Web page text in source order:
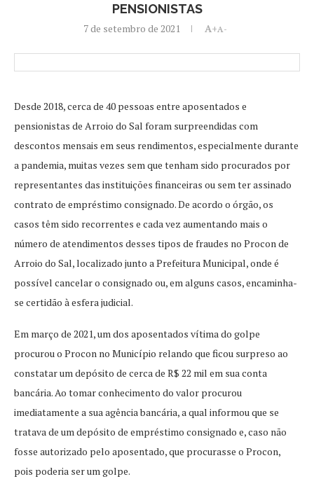
PENSIONISTAS
7 de setembro de 2021 A+A-
Desde 2018, cerca de 40 pessoas entre aposentados e
pensionistas de Arroio do Sal foram surpreendidas com
descontos mensais em seus rendimentos, especialmente durante
a pandemia, muitas vezes sem que tenham sido procurados por
representantes das instituições financeiras ou sem ter assinado
contrato de empréstimo consignado. De acordo o órgão, os
casos têm sido recorrentes e cada vez aumentando mais o
número de atendimentos desses tipos de fraudes no Procon de
Arroio do Sal, localizado junto a Prefeitura Municipal, onde é
possível cancelar o consignado ou, em alguns casos, encaminha-
se certidão à esfera judicial.
Em março de 2021, um dos aposentados vítima do golpe
procurou o Procon no Município relando que ficou surpreso ao
constatar um depósito de cerca de R$ 22 mil em sua conta
bancária. Ao tomar conhecimento do valor procurou
imediatamente a sua agência bancária, a qual informou que se
tratava de um depósito de empréstimo consignado e, caso não
fosse autorizado pelo aposentado, que procurasse o Procon,
pois poderia ser um golpe.